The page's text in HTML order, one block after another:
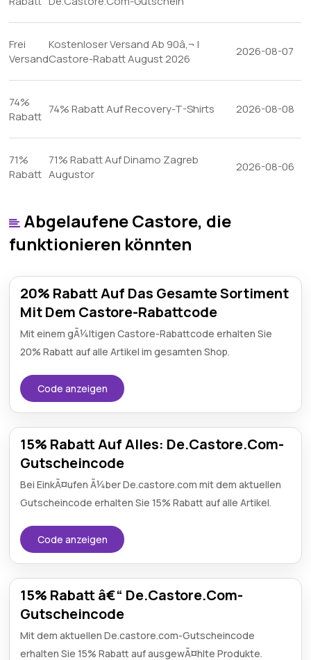
Frei
Versand
Kostenloser Versand Ab 90â‚¬ |
Castore-Rabatt August 2026
2026-08-07
74%
Rabatt
74% Rabatt Auf Recovery-T-Shirts 2026-08-08
71%
Rabatt
71% Rabatt Auf Dinamo Zagreb
Augustor
2026-08-06
Abgelaufene Castore, die
funktionieren könnten
20% Rabatt Auf Das Gesamte Sortiment
Mit Dem Castore-Rabattcode
Mit einem gÃ¼ltigen Castore-Rabattcode erhalten Sie
20% Rabatt auf alle Artikel im gesamten Shop.
Code anzeigen
15% Rabatt Auf Alles: De.Castore.Com-
Gutscheincode
Bei EinkÃ¤ufen Ã¼ber De.castore.com mit dem aktuellen
Gutscheincode erhalten Sie 15% Rabatt auf alle Artikel.
Code anzeigen
15% Rabatt â€“ De.Castore.Com-
Gutscheincode
Mit dem aktuellen De.castore.com-Gutscheincode
erhalten Sie 15% Rabatt auf ausgewÃ¤hlte Produkte.